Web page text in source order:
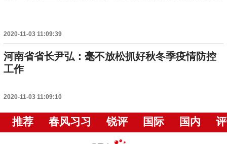
2020-11-03 11:09:39
河南省省长尹弘：毫不放松抓好秋冬季疫情防控
工作
2020-11-03 11:09:10
推荐 春风习习 锐评 国际 国内